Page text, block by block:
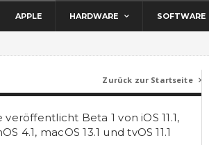
APPLE HARDWARE SOFTWARE
Zurück zur Startseite 
Beta 1 von iOS 11.1,
4.1, macOS 13.1 und tvOS 11.1